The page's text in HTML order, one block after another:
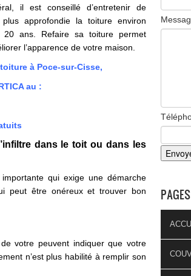
il est conseillé d’entretenir de
plus approfondie la toiture environ
20 ans. Refaire sa toiture permet
l’apparence de votre maison.
à Poce-sur-Cisse,
au :
dans le toit ou dans les
qui exige une démarche
peut être onéreux et trouver bon
votre peuvent indiquer que votre
n’est plus habilité à remplir son